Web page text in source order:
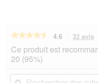
★★★★★
★★★★★
sur
5
4.6 32 avis
Ce produit est
20 (95%)
Rechercher